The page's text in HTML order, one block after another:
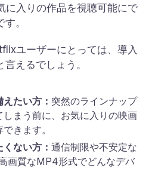
に入りの作品を視聴可能にで
。
ユーザーにとっては、導入
えるでしょう。
たい方： 突然のラインナップ
まう前に、お気に入りの映画
きます。
ない方： 通信制限や不安定な
画質なMP4形式でどんなデバ